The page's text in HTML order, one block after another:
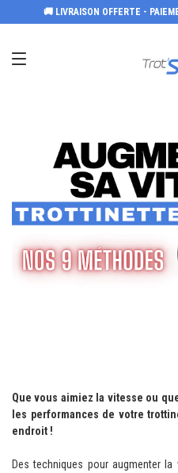
🚚 LIVRAISON OFFERTE -
Que vous aimiez la vitesse ou
les performances de votre
endroit !
Des techniques pour augmenter